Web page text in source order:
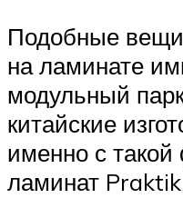
Подобные вещи
на ламинате
модульный
китайские
именно с
ламинат